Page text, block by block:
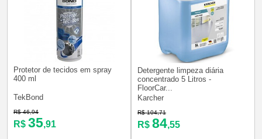
Protetor de tecidos em spray
400 ml
TekBond
R$ 46,94
R$ 35,91
Detergente limpeza diária
concentrado 5 Litros -
FloorCar...
Karcher
R$ 104,71
R$ 84,55